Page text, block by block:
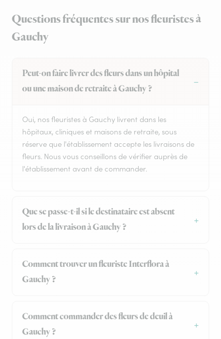
Questions fréquentes sur nos fleuristes à
Gauchy
Peut-on faire livrer des fleurs dans un hôpital
ou une maison de retraite à Gauchy ?
Oui, nos fleuristes à Gauchy livrent dans les
hôpitaux, cliniques et maisons de retraite, sous
réserve que l'établissement accepte les livraisons de
fleurs. Nous vous conseillons de vérifier auprès de
l'établissement avant de commander.
Que se passe-t-il si le destinataire est absent
lors de la livraison à Gauchy ?
Comment trouver un fleuriste Interflora à
Gauchy ?
Comment commander des fleurs de deuil à
Gauchy ?